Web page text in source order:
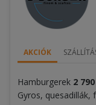
AKCIÓK
Hamburgerek 2
Gyros, quesadillák,